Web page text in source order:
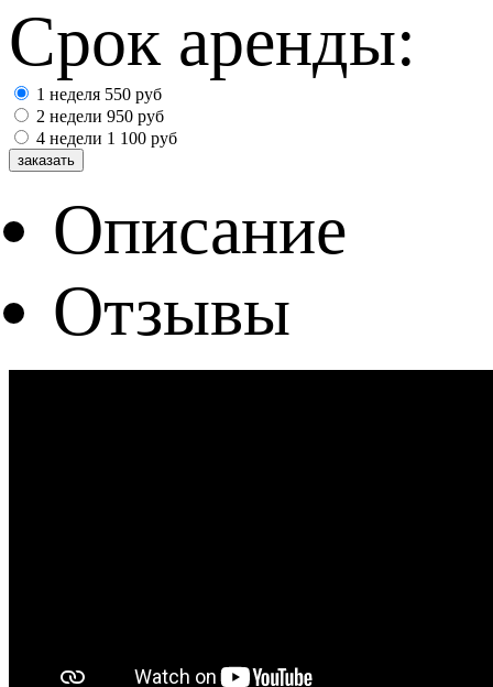
Срок аренды:
1 неделя 550 руб
2 недели 950 руб
4 недели 1 100 руб
Описание
Отзывы